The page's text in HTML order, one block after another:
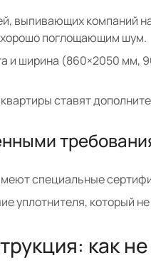
выпивающих компаний
хорошо поглощающим шум.
и ширина (860×2050 мм,
ставят
специальные
уплотнителя, который
как